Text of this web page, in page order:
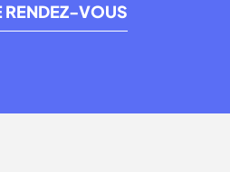
RENDEZ-VOUS